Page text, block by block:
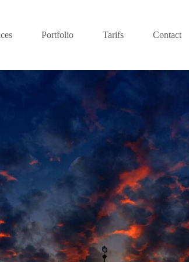
Portfolio Tarifs Contact